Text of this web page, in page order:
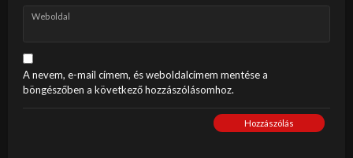
Weboldal
A nevem, e-mail címem, és weboldalcímem mentése a
böngészőben a következő hozzászólásomhoz.
Hozzászólás